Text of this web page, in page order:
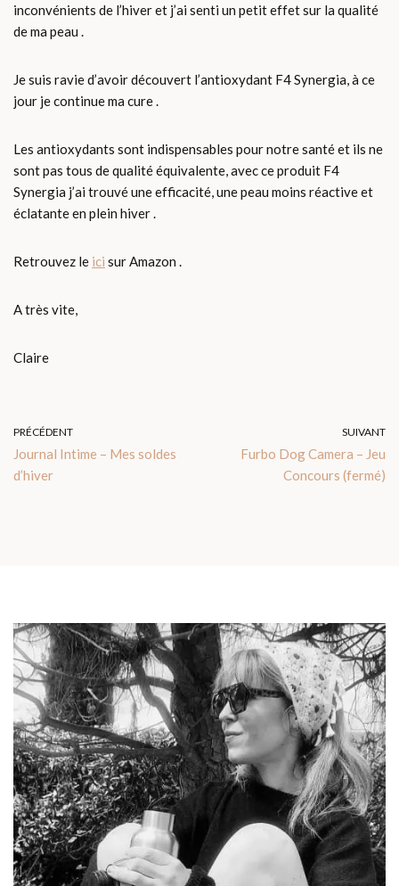
inconvénients de l’hiver et j’ai senti un petit effet sur la qualité
de ma peau .
Je suis ravie d’avoir découvert l’antioxydant F4 Synergia, à ce
jour je continue ma cure .
Les antioxydants sont indispensables pour notre santé et ils ne
sont pas tous de qualité équivalente, avec ce produit F4
Synergia j’ai trouvé une efficacité, une peau moins réactive et
éclatante en plein hiver .
Retrouvez le ici sur Amazon .
A très vite,
Claire
PRÉCÉDENT
Journal Intime – Mes soldes
d’hiver
SUIVANT
Furbo Dog Camera – Jeu
Concours (fermé)